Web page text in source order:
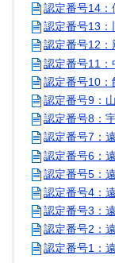
認定番号14：
認定番号13：
認定番号12：
認定番号11：
認定番号10：
認定番号9：
認定番号8：
認定番号7：
認定番号6：
認定番号5：
認定番号4：
認定番号3：
認定番号2：
認定番号1：